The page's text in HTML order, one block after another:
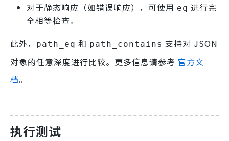
对于静态响应（如错误响应），可使用 eq 进行完
全相等检查。
此外，
path_eq 和 path_contains 支持对 JSON
对象的任意深度进行比较。更多信息请参考 官方文
档。
执行测试